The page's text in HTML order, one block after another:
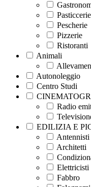
Pasticcerie
Pescherie
Pizzerie
Ristoranti
Animali
Autonoleggio
Centro Studi
Radio
EDILIZIA E
Antennisti
Architetti
Elettricisti
Fabbro